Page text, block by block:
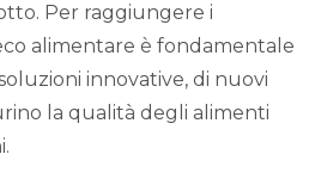
Per raggiungere i
alimentare è fondamentale
innovative, di nuovi
la qualità degli alimenti